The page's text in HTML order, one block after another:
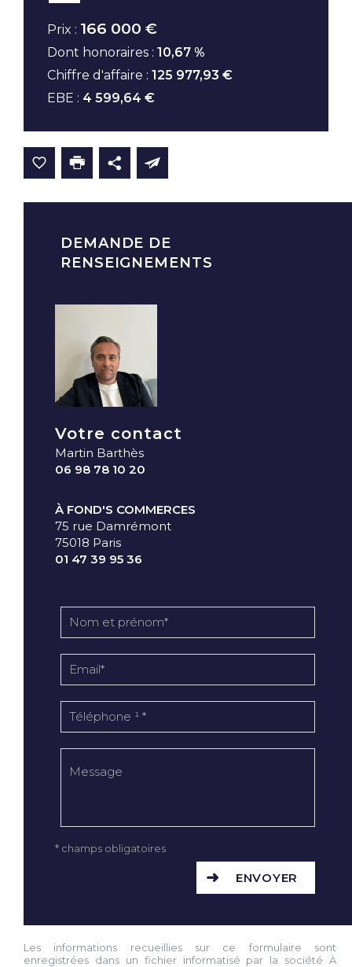
Prix : 166 000 €
Dont honoraires : 10,67 %
Chiffre d'affaire : 125 977,93 €
EBE : 4 599,64 €
DEMANDE DE
RENSEIGNEMENTS
Votre contact
Martin Barthès
06 98 78 10 20
À FOND'S COMMERCES
75 rue Damrémont
75018 Paris
01 47 39 95 36
* champs obligatoires
ENVOYER
Les informations recueillies sur ce formulaire sont
enregistrées dans un fichier informatisé par la société À